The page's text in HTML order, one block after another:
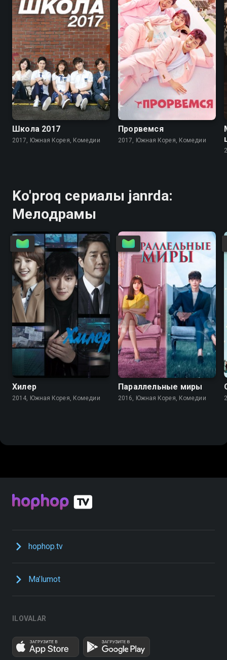
7.7 7.5
Школа 2017
2017, Южная Корея, Комедии
8.0 8.0
Прорвемся
2017, Южная Корея, Комедии
Ko'proq сериалы janrda:
Мелодрамы
8.4
Хилер
2014, Южная Корея, Комедии
8.1 8.0
Параллельные миры
2016, Южная Корея, Комедии
hophop.tv
Ma’lumot
ILOVALAR